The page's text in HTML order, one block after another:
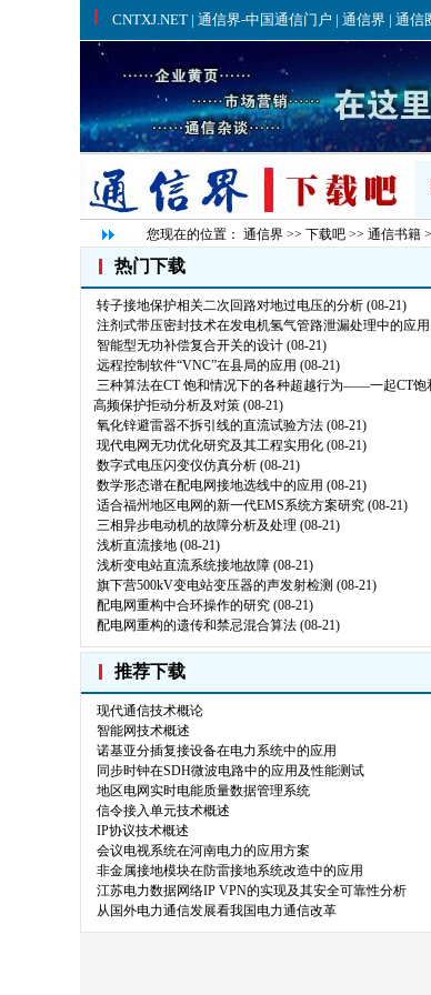
您现在的位置： 通信界 >> 下载吧 >> 通信书籍
热门下载
转子接地保护相关二次回路对地过电压的分析 (08-21)
注剂式带压密封技术在发电机氢气管路泄漏处理中的应用
智能型无功补偿复合开关的设计 (08-21)
远程控制软件“VNC”在县局的应用 (08-21)
三种算法在CT 饱和情况下的各种超越行为——一起CT饱
高频保护拒动分析及对策 (08-21)
氧化锌避雷器不拆引线的直流试验方法 (08-21)
现代电网无功优化研究及其工程实用化 (08-21)
数字式电压闪变仪仿真分析 (08-21)
数学形态谱在配电网接地选线中的应用 (08-21)
适合福州地区电网的新一代EMS系统方案研究 (08-21)
三相异步电动机的故障分析及处理 (08-21)
浅析直流接地 (08-21)
浅析变电站直流系统接地故障 (08-21)
旗下营500kV变电站变压器的声发射检测 (08-21)
配电网重构中合环操作的研究 (08-21)
配电网重构的遗传和禁忌混合算法 (08-21)
推荐下载
现代通信技术概论
智能网技术概述
诺基亚分插复接设备在电力系统中的应用
同步时钟在SDH微波电路中的应用及性能测试
地区电网实时电能质量数据管理系统
信令接入单元技术概述
IP协议技术概述
会议电视系统在河南电力的应用方案
非金属接地模块在防雷接地系统改造中的应用
江苏电力数据网络IP VPN的实现及其安全可靠性分析
从国外电力通信发展看我国电力通信改革